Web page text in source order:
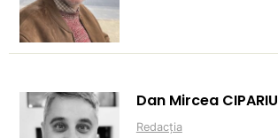
Dan Mircea CIPARIU
Redacția